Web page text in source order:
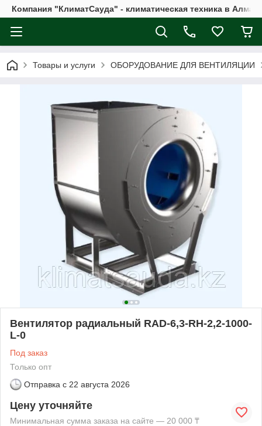
Компания "КлиматСауда" - климатическая техника в
Товары и услуги ОБОРУДОВАНИЕ ДЛЯ ВЕНТИЛЯЦИИ
Вентилятор радиальный RAD-6,3-RH-2,2-1000-
L-0
Под заказ
Только опт
Отправка с 22 августа 2026
Цену уточняйте
Минимальная сумма заказа на сайте — 20 000 ₸